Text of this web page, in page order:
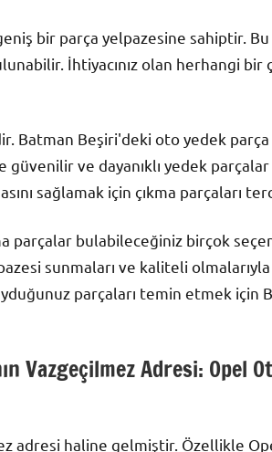
bir parça yelpazesine sahiptir.
İhtiyacınız olan herhangi bir
Batman Beşiri'deki oto yedek parça
ve dayanıklı yedek parçalar
sağlamak için çıkma parçaları
parçalar bulabileceğiniz birçok
sunmaları ve kaliteli
parçaları temin etmek
Vazgeçilmez Adresi: Opel
adresi haline gelmiştir. Özellikle